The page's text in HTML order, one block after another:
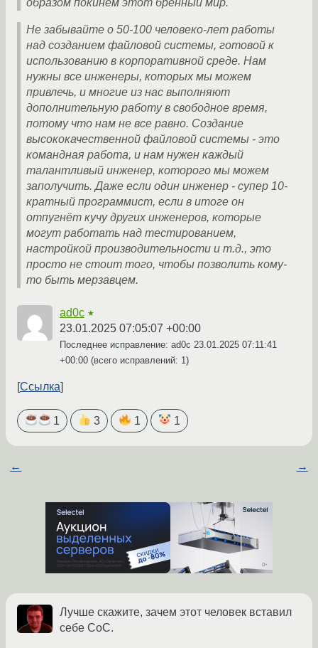
образом покинем этот бренный мир.
Не забывайте о 50-100 человеко-лет работы
над созданием файловой системы, готовой к
использованию в корпоративной среде. Нам
нужны все инженеры, которых мы можем
привлечь, и многие из нас выполняют
дополнительную работу в свободное время,
потому что нам не все равно. Создание
высококачественной файловой системы - это
командная работа, и нам нужен каждый
талантливый инженер, которого мы можем
заполучить. Даже если один инженер - супер 10-
кратный программист, если в итоге он
отпугнёт кучу других инженеров, которые
могут работать над тестированием,
настройкой производительности и т.д., это
просто не стоит того, чтобы позволить кому-
то быть мерзавцем.
ad0c ★
23.01.2025 07:05:07 +00:00
Последнее исправление: ad0c 23.01.2025 07:11:41
+00:00 (всего исправлений: 1)
Ссылка
1 3 1 1
← →
Лучше скажите, зачем этот человек вставил
себе CoC.